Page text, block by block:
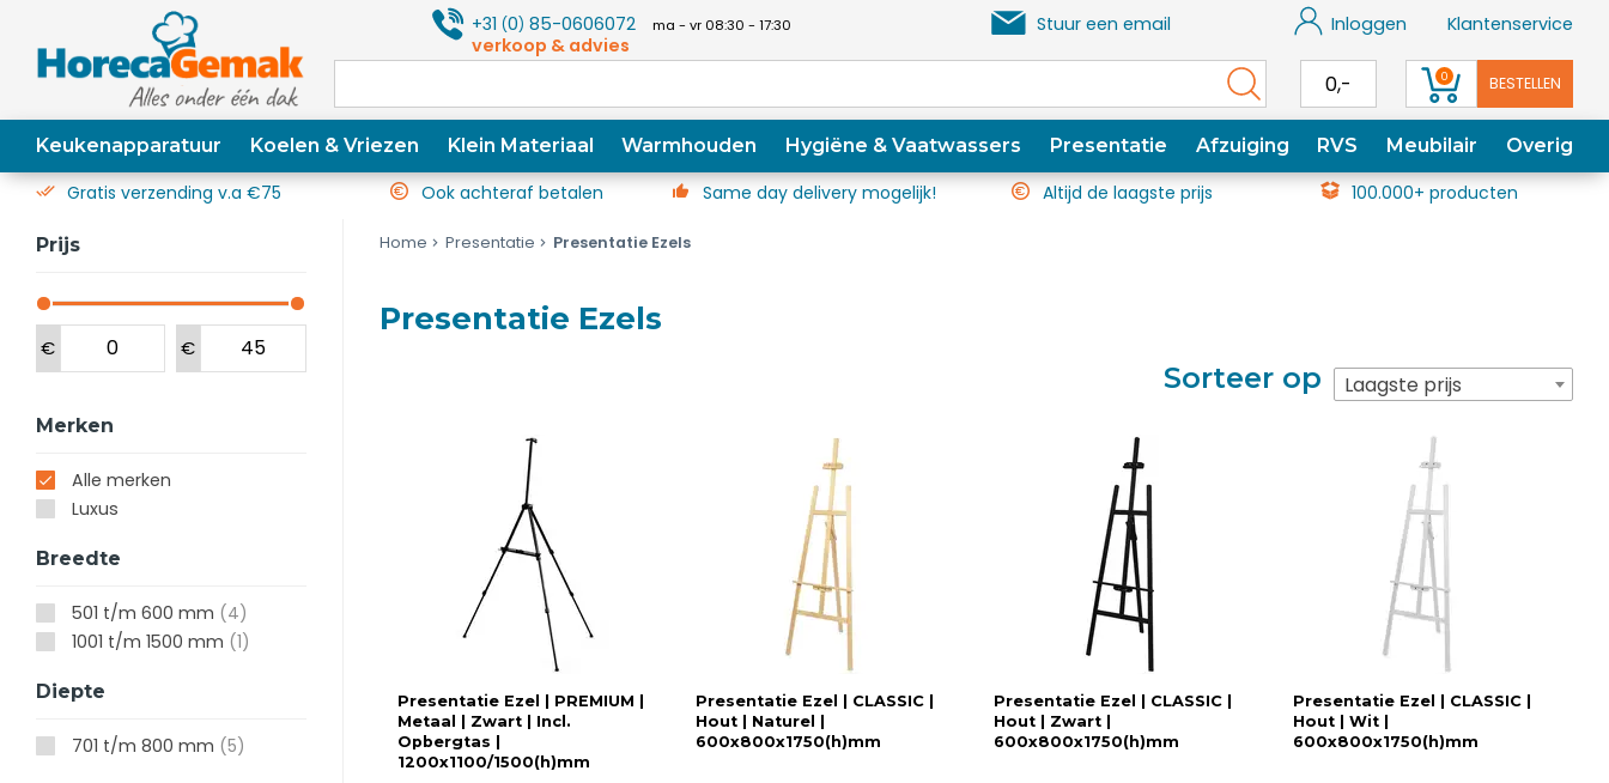
+31(0) 85-0606072 ma - vr 08:30 - 17:30
verkoop & advies
Stuur een email Inloggen Klantenservice
0,- 0 BESTELLEN
Keukenapparatuur Koelen & Vriezen Klein Materiaal Warmhouden Hygiëne & Vaatwassers Presentatie Afzuiging RVS Meubilair Overig
Gratis verzending v.a €75 Ook achteraf betalen Same day delivery mogelijk! Altijd de laagste prijs 100.000+ producten
Prijs
€ €
Merken
Alle merken
Luxus
Breedte
501 t/m 600 mm (4)
1001 t/m 1500 mm (1)
Diepte
701 t/m 800 mm (5)
Home Presentatie Presentatie Ezels
Presentatie Ezels
Sorteer op Laagste prijs
Presentatie Ezel | PREMIUM |
Metaal | Zwart | Incl.
Opbergtas |
1200x1100/1500(h)mm
Presentatie Ezel | CLASSIC |
Hout | Naturel |
600x800x1750(h)mm
Presentatie Ezel | CLASSIC |
Hout | Zwart |
600x800x1750(h)mm
Presentatie Ezel | CLASSIC |
Hout | Wit |
600x800x1750(h)mm